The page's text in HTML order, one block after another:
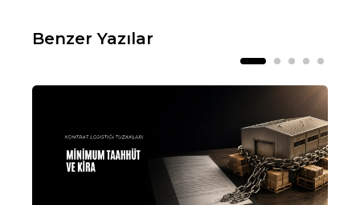
Benzer Yazılar